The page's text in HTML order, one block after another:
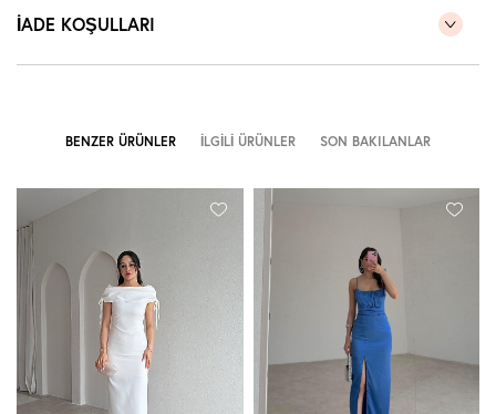
İADE KOŞULLARI
BENZER ÜRÜNLER İLGILI ÜRÜNLER SON BAKILANLAR